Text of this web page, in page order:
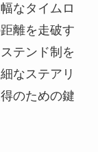
なタイムロ
離を走破す
テンド制を
なステアリ
のための鍵